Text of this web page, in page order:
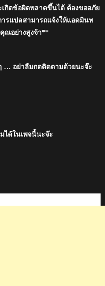
กิดข้อผิดพลาดขึ้นได้ ต้องขออภัย
รแปลสามารถแจ้งให้แอดมินท
ณอย่างสูงจ้า**
… อย่าลืมกดติดตามด้วยนะจ๊ะ
ได้ในเพจนี้นะจ๊ะ